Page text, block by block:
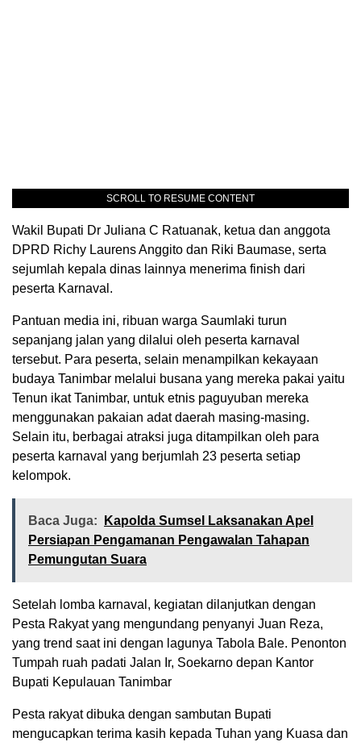
SCROLL TO RESUME CONTENT
Wakil Bupati Dr Juliana C Ratuanak, ketua dan anggota
DPRD Richy Laurens Anggito dan Riki Baumase, serta
sejumlah kepala dinas lainnya menerima finish dari
peserta Karnaval.
Pantuan media ini, ribuan warga Saumlaki turun
sepanjang jalan yang dilalui oleh peserta karnaval
tersebut. Para peserta, selain menampilkan kekayaan
budaya Tanimbar melalui busana yang mereka pakai yaitu
Tenun ikat Tanimbar, untuk etnis paguyuban mereka
menggunakan pakaian adat daerah masing-masing.
Selain itu, berbagai atraksi juga ditampilkan oleh para
peserta karnaval yang berjumlah 23 peserta setiap
kelompok.
Baca Juga:
Kapolda Sumsel Laksanakan Apel
Persiapan Pengamanan Pengawalan Tahapan
Pemungutan Suara
Setelah lomba karnaval, kegiatan dilanjutkan dengan
Pesta Rakyat yang mengundang penyanyi Juan Reza,
yang trend saat ini dengan lagunya Tabola Bale. Penonton
Tumpah ruah padati Jalan Ir, Soekarno depan Kantor
Bupati Kepulauan Tanimbar
Pesta rakyat dibuka dengan sambutan Bupati
mengucapkan terima kasih kepada Tuhan yang Kuasa dan